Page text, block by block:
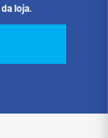
da loja.